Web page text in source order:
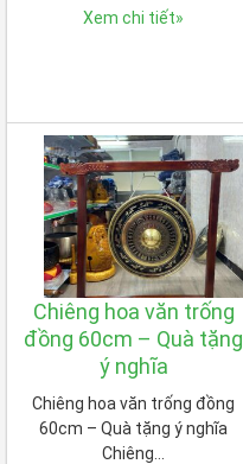
Xem chi tiết»
Chiêng hoa văn trống
đồng 60cm – Quà tặng
ý nghĩa
Chiêng hoa văn trống đồng
60cm – Quà tặng ý nghĩa
Chiêng…